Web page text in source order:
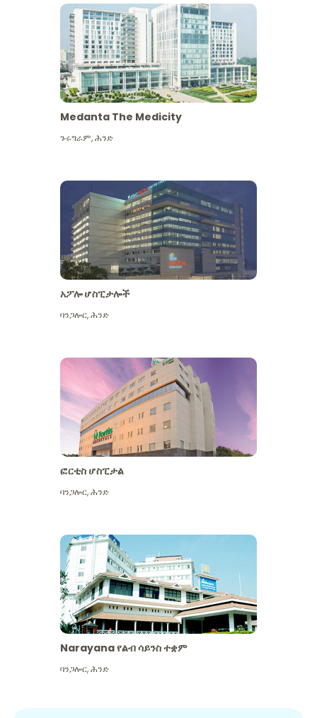
Medanta The Medicity
ጉሩግራም,ሕንድ
አፖሎ ሆስፒታሎች
ባንጋሎር,ሕንድ
ፎርቲስ ሆስፒታል
ባንጋሎር,ሕንድ
Narayana የልብ ሳይንስ ተቋም
ባንጋሎር,ሕንድ